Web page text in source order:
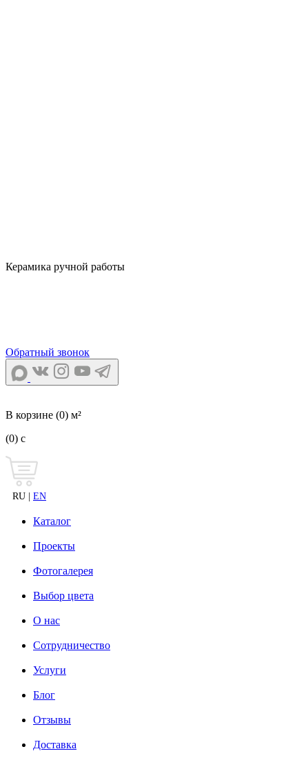
Керамика ручной работы
Обратный звонок
В корзине (0) м²
(0) c
RU | EN
Каталог
Проекты
Фотогалерея
Выбор цвета
О нас
Сотрудничество
Услуги
Блог
Отзывы
Доставка